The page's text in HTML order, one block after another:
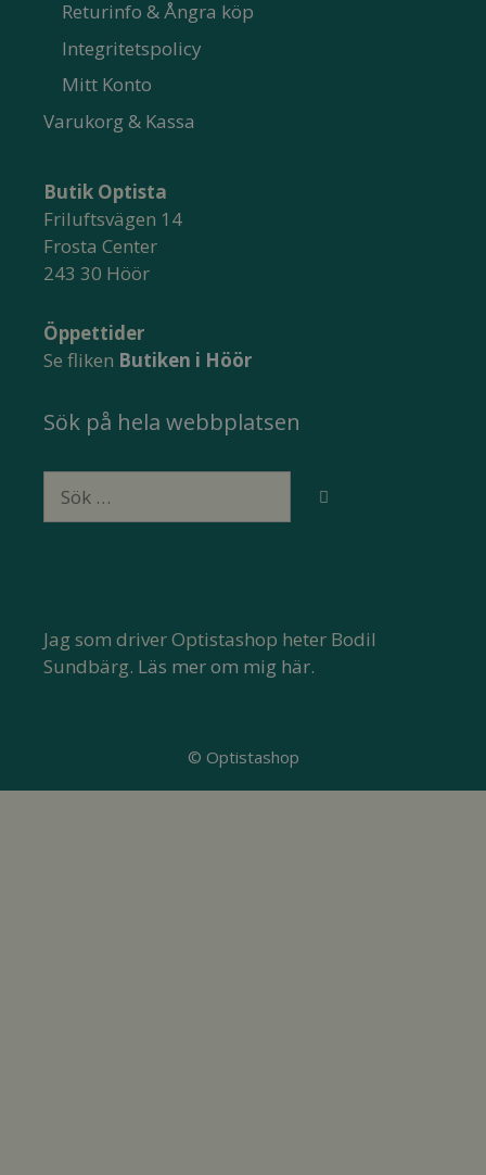
Returinfo & Ångra köp
Integritetspolicy
Mitt Konto
Varukorg & Kassa
Butik Optista
Friluftsvägen 14
Frosta Center
243 30 Höör
Öppettider
Se fliken Butiken i Höör
Sök på hela webbplatsen
efter:
Jag som driver Optistashop heter Bodil
Sundbärg. Läs mer om mig här.
© Optistashop